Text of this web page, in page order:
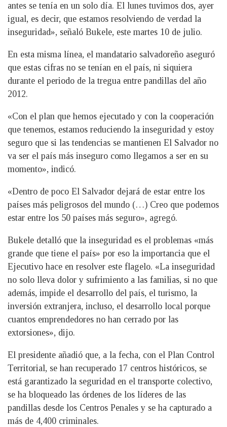
antes se tenía en un solo día. El lunes tuvimos dos, ayer
igual, es decir, que estamos resolviendo de verdad la
inseguridad», señaló Bukele, este martes 10 de julio.
En esta misma línea, el mandatario salvadoreño aseguró
que estas cifras no se tenían en el país, ni siquiera
durante el periodo de la tregua entre pandillas del año
2012.
«Con el plan que hemos ejecutado y con la cooperación
que tenemos, estamos reduciendo la inseguridad y estoy
seguro que si las tendencias se mantienen El Salvador no
va ser el país más inseguro como llegamos a ser en su
momento», indicó.
«Dentro de poco El Salvador dejará de estar entre los
países más peligrosos del mundo (…) Creo que podemos
estar entre los 50 países más seguro», agregó.
Bukele detalló que la inseguridad es el problemas «más
grande que tiene el país» por eso la importancia que el
Ejecutivo hace en resolver este flagelo. «La inseguridad
no solo lleva dolor y sufrimiento a las familias, si no que
además, impide el desarrollo del país, el turismo, la
inversión extranjera, incluso, el desarrollo local porque
cuantos emprendedores no han cerrado por las
extorsiones», dijo.
El presidente añadió que, a la fecha, con el Plan Control
Territorial, se han recuperado 17 centros históricos, se
está garantizado la seguridad en el transporte colectivo,
se ha bloqueado las órdenes de los líderes de las
pandillas desde los Centros Penales y se ha capturado a
más de 4,400 criminales.